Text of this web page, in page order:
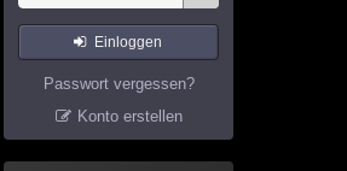
Einloggen
Passwort vergessen?
Konto erstellen